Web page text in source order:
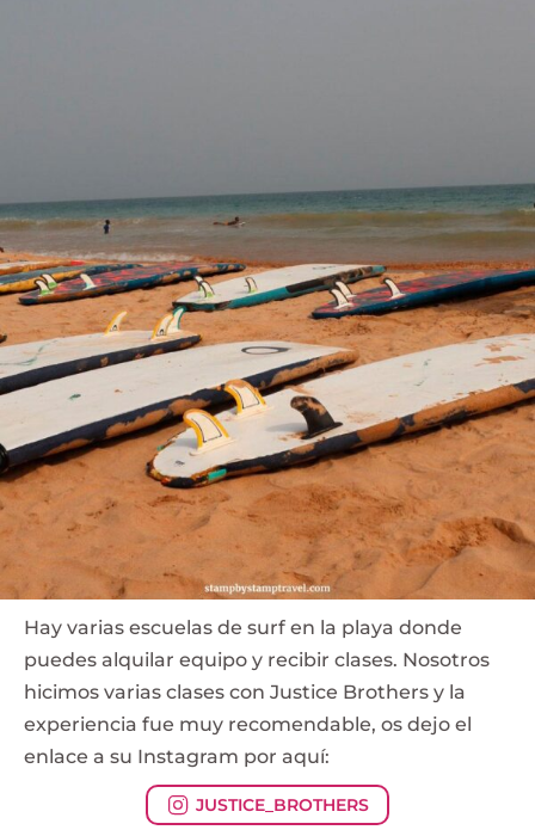
Hay varias escuelas de surf en la playa donde
puedes alquilar equipo y recibir clases. Nosotros
hicimos varias clases con Justice Brothers y la
experiencia fue muy recomendable, os dejo el
enlace a su Instagram por aquí:
JUSTICE_BROTHERS